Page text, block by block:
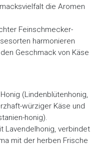
die Aromen
Feinschmecker-
harmonieren
Geschmack von Käse
(Lindenblütenhonig,
würziger Käse und
honig).
Lavendelhonig, verbindet
mit der herben Frische